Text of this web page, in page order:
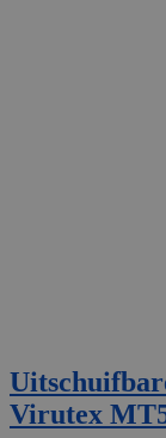
Virutex